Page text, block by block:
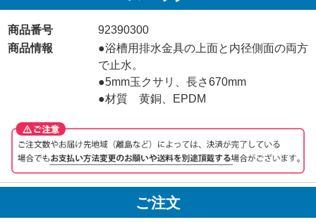
商品番号
92390300
商品情報
●浴槽用排水金具の上面と内径側面の両方
で止水。
●5mm玉クサリ、長さ670mm
●材質 黄銅、EPDM
ご注文